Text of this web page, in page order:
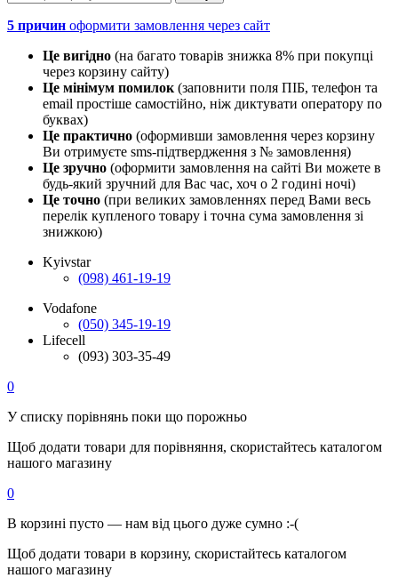
5 причин оформити замовлення через сайт
Це вигідно (на багато товарів знижка 8% при покупці
через корзину сайту)
Це мінімум помилок (заповнити поля ПІБ, телефон та
email простіше самостійно, ніж диктувати оператору по
буквах)
Це практично (оформивши замовлення через корзину
Ви отримуєте sms-підтвердження з № замовлення)
Це зручно (оформити замовлення на сайті Ви можете в
будь-який зручний для Вас час, хоч о 2 годині ночі)
Це точно (при великих замовленнях перед Вами весь
перелік купленого товару і точна сума замовлення зі
знижкою)
Kyivstar
(098) 461-19-19
Vodafone
(050) 345-19-19
Lifecell
(093) 303-35-49
0
У списку порівнянь поки що порожньо
Щоб додати товари для порівняння, скористайтесь каталогом
нашого магазину
0
В корзині пусто — нам від цього дуже сумно :-(
Щоб додати товари в корзину, скористайтесь каталогом
нашого магазину